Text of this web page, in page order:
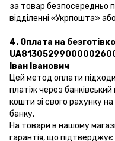
за товар безпосередньо
відділенні «Укрпошта»
4. Оплата на
Іван Іванович
Цей метод оплати
платіж через
кошти зі свого рахунку
банку.
На товари в нашому
гарантія, що